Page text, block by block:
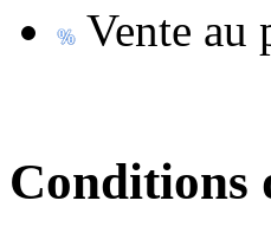
Vente au
Conditions